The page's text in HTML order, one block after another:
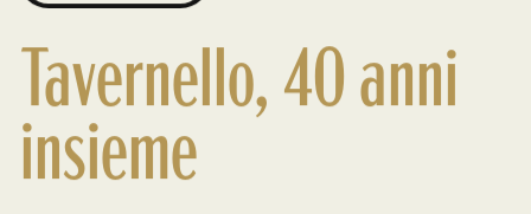
Tavernello, 40 anni
insieme